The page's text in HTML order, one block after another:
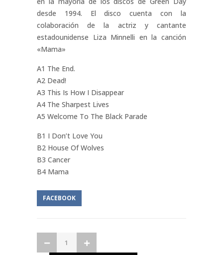
desde 1994. El disco cuenta con la
colaboración de la actriz y cantante
estadounidense Liza Minnelli en la canción
«Mama»
A1 The End.
A2 Dead!
A3 This Is How I Disappear
A4 The Sharpest Lives
A5 Welcome To The Black Parade
B1 I Don’t Love You
B2 House Of Wolves
B3 Cancer
B4 Mama
FACEBOOK